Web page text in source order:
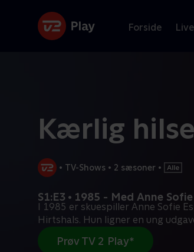
Forside
Kærlig
• TV-Shows • 2 sæsoner •
S1:E3 • 1985 - Med Anne
I 1985 er skuespiller Anne Sofie
Hirtshals. Hun ligner en ung
Prøv TV 2 Play*